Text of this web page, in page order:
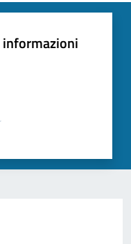
informazioni